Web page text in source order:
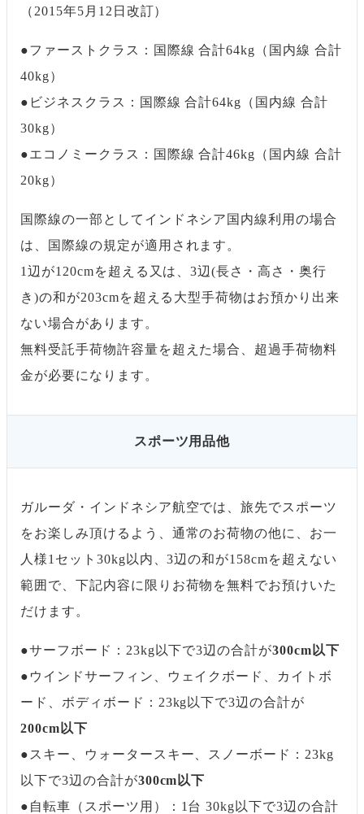
（2015年5月12日改訂）
●ファーストクラス：国際線 合計64kg（国内線 合計
40kg）
●ビジネスクラス：国際線 合計64kg（国内線 合計
30kg）
●エコノミークラス：国際線 合計46kg（国内線 合計
20kg）
国際線の一部としてインドネシア国内線利用の場合
は、国際線の規定が適用されます。
1辺が120cmを超える又は、3辺(長さ・高さ・奥行
き)の和が203cmを超える大型手荷物はお預かり出来
ない場合があります。
無料受託手荷物許容量を超えた場合、超過手荷物料
金が必要になります。
スポーツ用品他
ガルーダ・インドネシア航空では、旅先でスポーツ
をお楽しみ頂けるよう、通常のお荷物の他に、お一
人様1セット30kg以内、3辺の和が158cmを超えない
範囲で、下記内容に限りお荷物を無料でお預けいた
だけます。
●サーフボード：23kg以下で3辺の合計が300cm以下
●ウインドサーフィン、ウェイクボード、カイトボ
ード、ボディボード：23kg以下で3辺の合計が
200cm以下
●スキー、ウォータースキー、スノーボード：23kg
以下で3辺の合計が300cm以下
●自転車（スポーツ用）：1台 30kg以下で3辺の合計